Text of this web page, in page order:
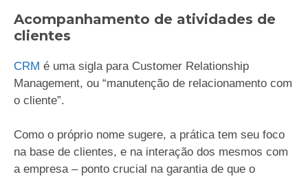
Acompanhamento de atividades de
clientes
CRM é uma sigla para Customer Relationship
Management, ou “manutenção de relacionamento com
o cliente”.
Como o próprio nome sugere, a prática tem seu foco
na base de clientes, e na interação dos mesmos com
a empresa – ponto crucial na garantia de que o